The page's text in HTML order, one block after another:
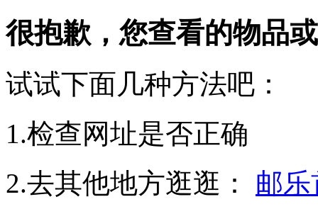
很抱歉，您查看的物品
试试下面几种方法吧：
1.检查网址是否正确
2.去其他地方逛逛：
邮